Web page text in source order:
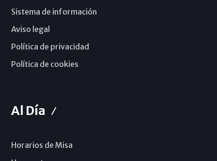
Sistema de información
Aviso legal
Política de privacidad
Política de cookies
Al Día
Horarios de Misa